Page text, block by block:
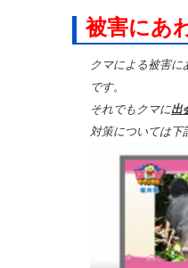
被害にあ
クマによる被害に
です。
それでもクマに出
対策については下